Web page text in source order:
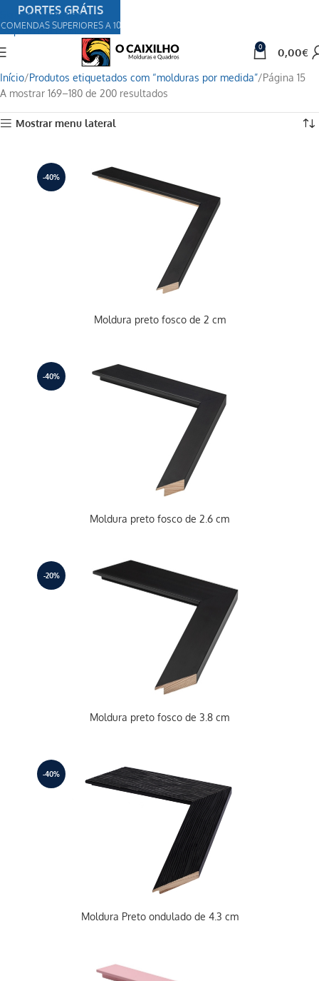
Skip to navigation
Skip to main content
0 0,00€
Início Produtos etiquetados com “molduras por medida” Página 15
A mostrar 169–180 de 200 resultados
Mostrar menu lateral
-40%
Moldura preto fosco de 2 cm
-40%
Moldura preto fosco de 2.6 cm
-20%
Moldura preto fosco de 3.8 cm
-40%
Moldura Preto ondulado de 4.3 cm
PORTES GRÁTIS
SUPERIORES A 100€